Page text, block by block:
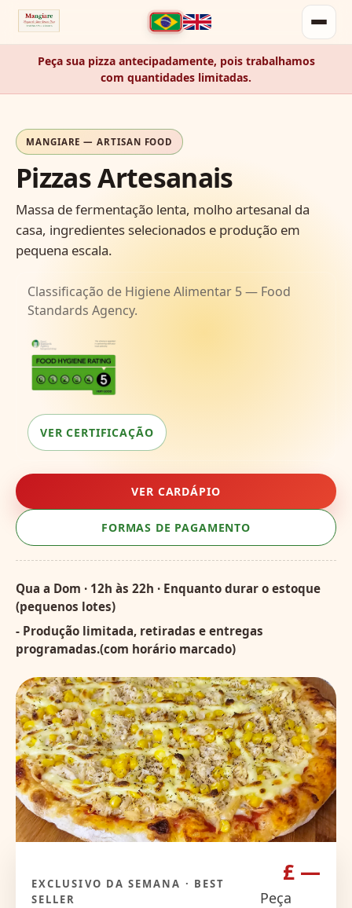
Peça sua pizza antecipadamente, pois trabalhamos
com quantidades limitadas.
MANGIARE — ARTISAN FOOD
Pizzas Artesanais
Massa de fermentação lenta, molho artesanal da
casa, ingredientes selecionados e produção em
pequena escala.
Classificação de Higiene Alimentar 5 — Food
Standards Agency.
VER CERTIFICAÇÃO
VER CARDÁPIO
FORMAS DE PAGAMENTO
Qua a Dom · 12h às 22h · Enquanto durar o estoque
(pequenos lotes)
- Produção limitada, retiradas e entregas
programadas.(com horário marcado)
EXCLUSIVO DA SEMANA · BEST
SELLER
£ —
Peça